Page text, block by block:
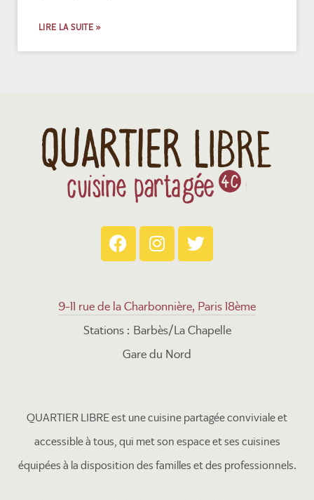
LIRE LA SUITE »
9-11 rue de la Charbonnière, Paris 18ème
Stations : Barbès/La Chapelle
Gare du Nord
QUARTIER LIBRE est une cuisine partagée conviviale et
accessible à tous, qui met son espace et ses cuisines
équipées à la disposition des familles et des professionnels.